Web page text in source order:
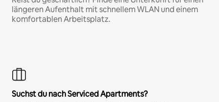
längeren Aufenthalt mit schnellem WLAN und einem
komfortablen Arbeitsplatz.
Suchst du nach Serviced Apartments?